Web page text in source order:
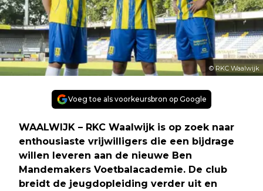
© RKC Waalwijk
Voeg toe als voorkeursbron op Google
WAALWIJK – RKC Waalwijk is op zoek naar
enthousiaste vrijwilligers die een bijdrage
willen leveren aan de nieuwe Ben
Mandemakers Voetbalacademie. De club
breidt de jeugdopleiding verder uit en